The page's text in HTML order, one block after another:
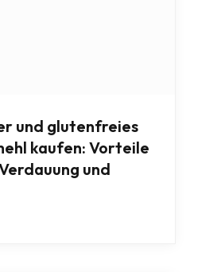
und glutenfreies
kaufen: Vorteile
und